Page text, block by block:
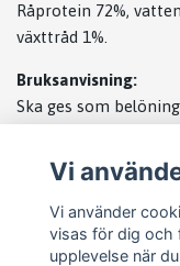
Råprotein 72%,
växttråd 1%.
Bruksanvisning:
Ska ges som
förpackningen efter
torrt. OBS!
påse som är oätbar.
Vi
Vi använder
visas för dig och
upplevelse när